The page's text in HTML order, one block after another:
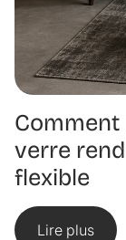
Comment
verre
flexible
Lire plus